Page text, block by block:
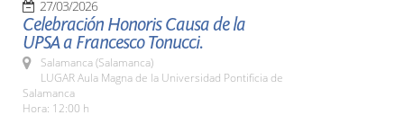
27/03/2026
Celebración Honoris Causa de la
UPSA a Francesco Tonucci.
Salamanca (Salamanca)
LUGAR Aula Magna de la Universidad Pontificia de
Salamanca
Hora: 12:00 h